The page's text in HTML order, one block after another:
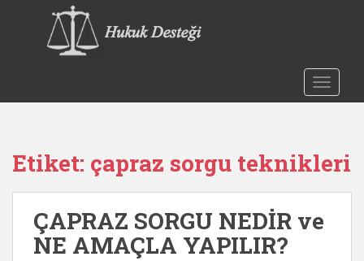
o
Etiket: çapraz sorgu teknikleri
ÇAPRAZ SORGU NEDİR ve
NE AMAÇLA YAPILIR?